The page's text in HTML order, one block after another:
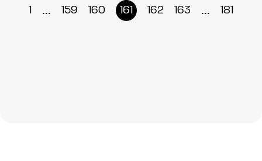
1 ... 159 160 161 162 163 ... 181